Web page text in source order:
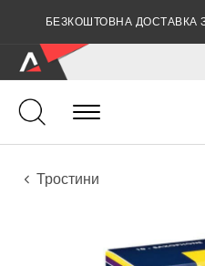
БЕЗКОШТОВНА ДОСТАВКА
ЗНИЖКА 5% ПРИ ОПЛАТІ
Духові
Дерев'яні
Аксесуари
Тростини